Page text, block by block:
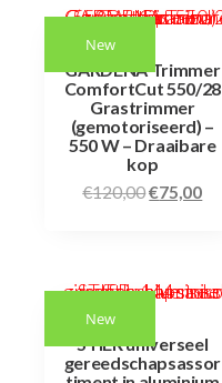
New
GARDENA Trimmer
ComfortCut 550/28
Grastrimmer
(gemotoriseerd) –
550 W – Draaibare
kop
€120,00€75,00
New
STIER universeel
gereedschapsassor